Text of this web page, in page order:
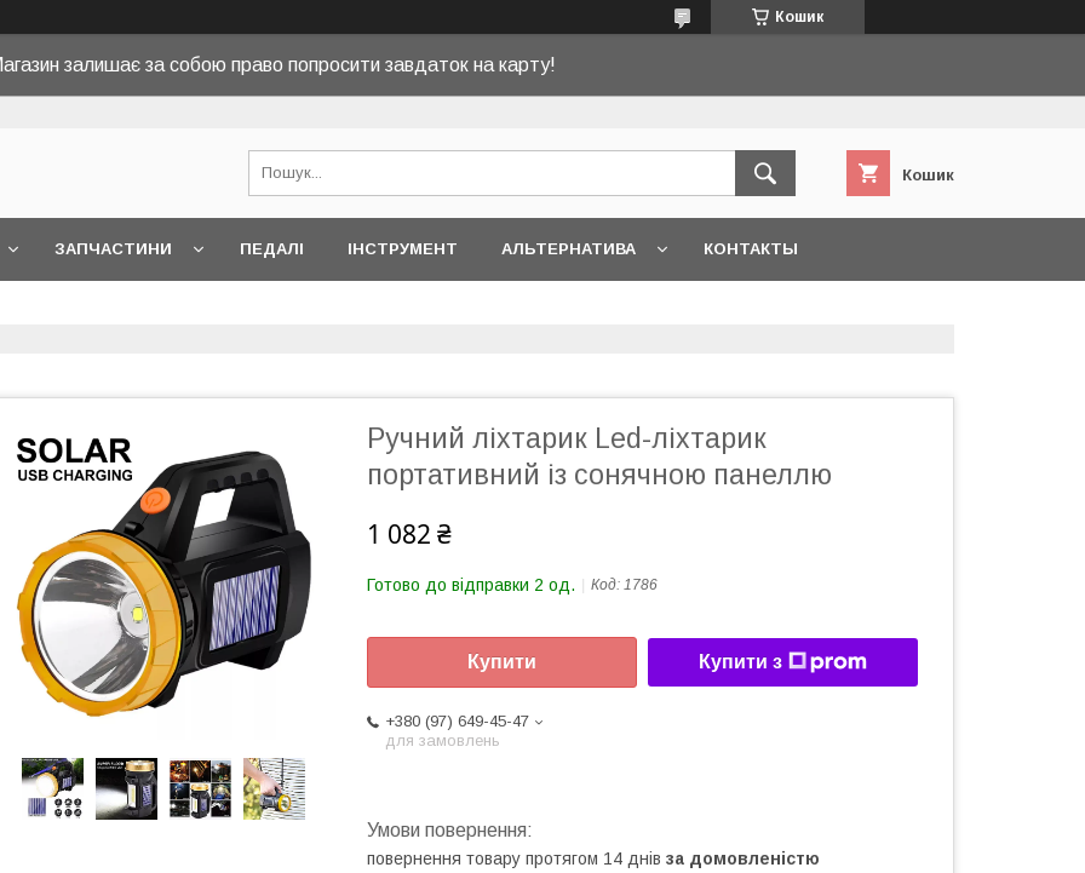
Кошик
залишає за собою право попросити завдаток на карту!
Кошик
ЗАПЧАСТИНИ ПЕДАЛІ ІНСТРУМЕНТ АЛЬТЕРНАТИВА КОНТАКТЫ
Ручний ліхтарик Led-ліхтарик
портативний із сонячною панеллю
1 082 ₴
Готово до відправки 2 од. Код: 1786
Купити Купити з
+380 (97) 649-45-47
для замовлень
повернення товару протягом 14 днів за домовленістю